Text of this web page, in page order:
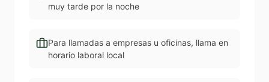
muy tarde por la noche
Para llamadas a empresas u oficinas, llama en
horario laboral local